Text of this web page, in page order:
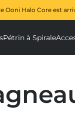
Ooni Halo Core est
Pizza Ovens
Pétrin à Spirale